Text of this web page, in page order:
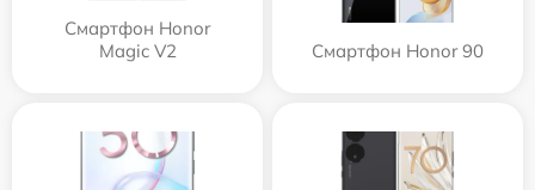
Смартфон Honor
Magic V2
Смартфон Honor 90